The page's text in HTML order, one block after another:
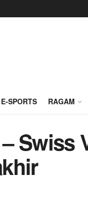
E-SPORTS RAGAM
Swiss